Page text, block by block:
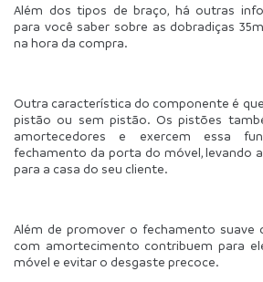
Além dos tipos de braço, há outras
para você saber sobre as dobradiças
na hora da compra.
Outra característica do componente é
pistão ou sem pistão. Os pistões
amortecedores e exercem essa
fechamento da porta do móvel, levando
para a casa do seu cliente.
Além de promover o fechamento suave
com amortecimento contribuem para
móvel e evitar o desgaste precoce.